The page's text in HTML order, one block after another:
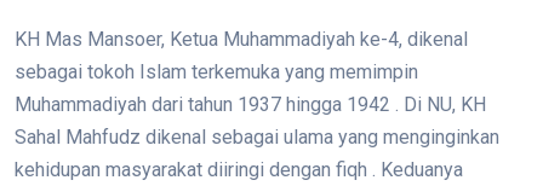
KH Mas Mansoer, Ketua Muhammadiyah ke-4, dikenal
sebagai tokoh Islam terkemuka yang memimpin
Muhammadiyah dari tahun 1937 hingga 1942 . Di NU, KH
Sahal Mahfudz dikenal sebagai ulama yang menginginkan
kehidupan masyarakat diiringi dengan fiqh . Keduanya